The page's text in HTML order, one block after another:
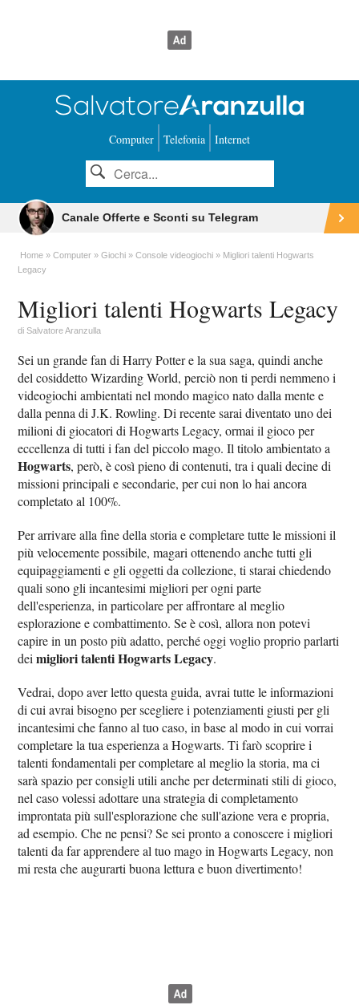
Computer Telefonia Internet
Canale Offerte e Sconti su Telegram
Home Computer Giochi Console videogiochi
Migliori talenti Hogwarts
Legacy
Migliori talenti Hogwarts Legacy
diSalvatore Aranzulla
Sei un grande fan di Harry Potter e la sua saga, quindi anche
del cosiddetto Wizarding World, perciò non ti perdi nemmeno i
videogiochi ambientati nel mondo magico nato dalla mente e
dalla penna di J.K. Rowling. Di recente sarai diventato uno dei
milioni di giocatori di Hogwarts Legacy, ormai il gioco per
eccellenza di tutti i fan del piccolo mago. Il titolo ambientato a
Hogwarts, però, è così pieno di contenuti, tra i quali decine di
missioni principali e secondarie, per cui non lo hai ancora
completato al 100%.
Per arrivare alla fine della storia e completare tutte le missioni il
più velocemente possibile, magari ottenendo anche tutti gli
equipaggiamenti e gli oggetti da collezione, ti starai chiedendo
quali sono gli incantesimi migliori per ogni parte
dell'esperienza, in particolare per affrontare al meglio
esplorazione e combattimento. Se è così, allora non potevi
capire in un posto più adatto, perché oggi voglio proprio parlarti
deimigliori talenti Hogwarts Legacy.
Vedrai, dopo aver letto questa guida, avrai tutte le informazioni
di cui avrai bisogno per scegliere i potenziamenti giusti per gli
incantesimi che fanno al tuo caso, in base al modo in cui vorrai
completare la tua esperienza a Hogwarts. Ti farò scoprire i
talenti fondamentali per completare al meglio la storia, ma ci
sarà spazio per consigli utili anche per determinati stili di gioco,
nel caso volessi adottare una strategia di completamento
improntata più sull'esplorazione che sull'azione vera e propria,
ad esempio. Che ne pensi? Se sei pronto a conoscere i migliori
talenti da far apprendere al tuo mago in Hogwarts Legacy, non
mi resta che augurarti buona lettura e buon divertimento!